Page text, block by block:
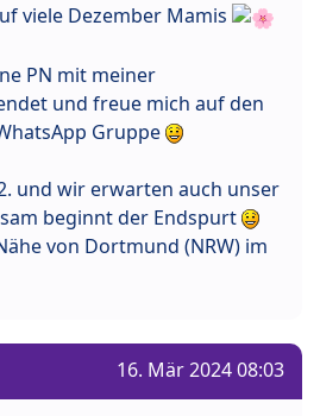
viele Dezember Mamis
PN mit meiner
und freue mich auf den
Gruppe
und wir erwarten auch unser
beginnt der Endspurt
von Dortmund (NRW) im
16. Mär 2024 08:03